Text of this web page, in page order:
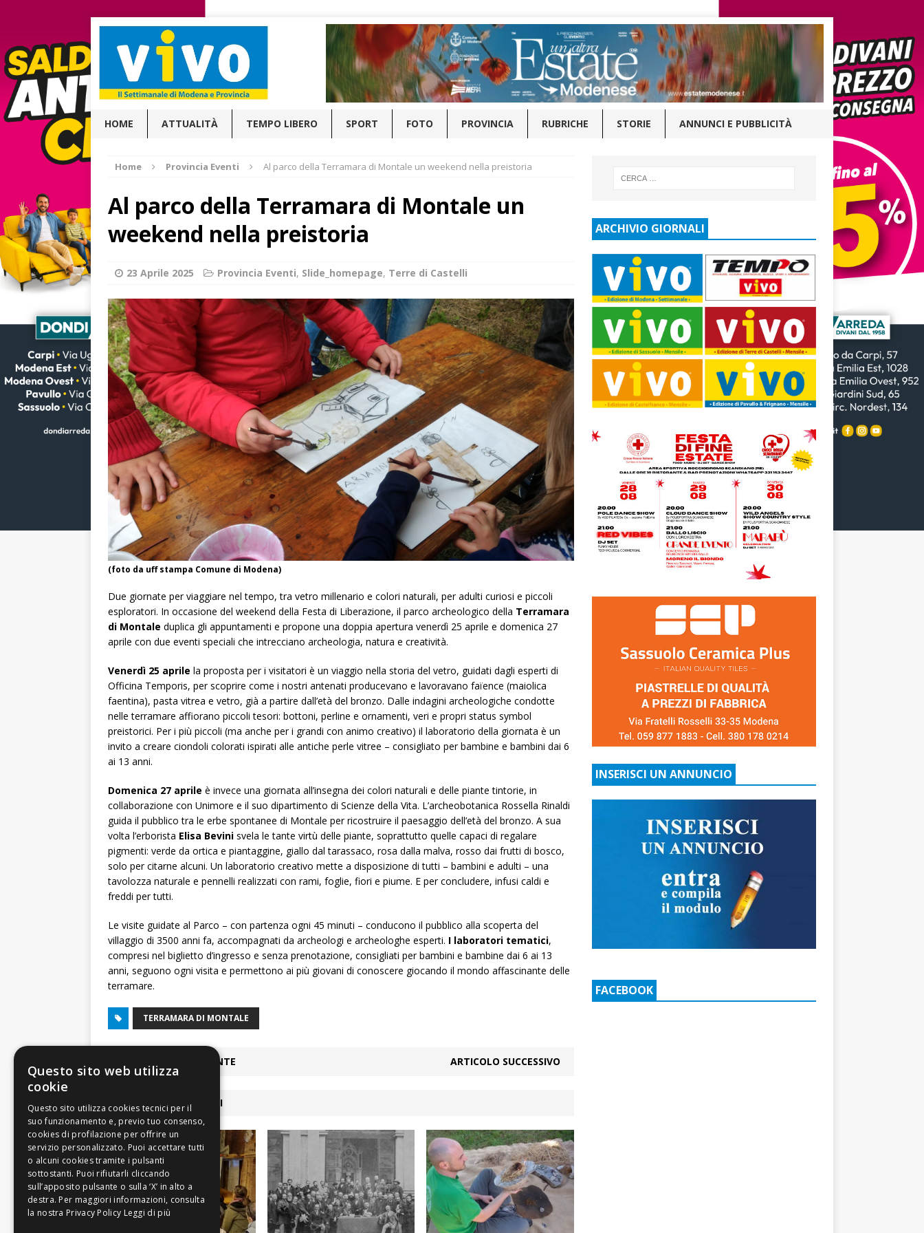
HOME ATTUALITÀ TEMPO LIBERO SPORT FOTO PROVINCIA RUBRICHE STORIE ANNUNCI E PUBBLICITÀ
Home Provincia Eventi Al parco della Terramara di Montale un weekend nella preistoria
Al parco della Terramara di Montale un
weekend nella preistoria
23 Aprile 2025 Provincia Eventi, Slide_homepage, Terre di Castelli
(foto da uff stampa Comune di Modena)
Due giornate per viaggiare nel tempo, tra vetro millenario e colori naturali, per adulti curiosi e piccoli
esploratori. In occasione del weekend della Festa di Liberazione, il parco archeologico della Terramara
di Montale duplica gli appuntamenti e propone una doppia apertura venerdì 25 aprile e domenica 27
aprile con due eventi speciali che intrecciano archeologia, natura e creatività.
Venerdì 25 aprile la proposta per i visitatori è un viaggio nella storia del vetro, guidati dagli esperti di
Officina Temporis, per scoprire come i nostri antenati producevano e lavoravano faïence (maiolica
faentina), pasta vitrea e vetro, già a partire dall’età del bronzo. Dalle indagini archeologiche condotte
nelle terramare affiorano piccoli tesori: bottoni, perline e ornamenti, veri e propri status symbol
preistorici. Per i più piccoli (ma anche per i grandi con animo creativo) il laboratorio della giornata è un
invito a creare ciondoli colorati ispirati alle antiche perle vitree – consigliato per bambine e bambini dai 6
ai 13 anni.
Domenica 27 aprile è invece una giornata all’insegna dei colori naturali e delle piante tintorie, in
collaborazione con Unimore e il suo dipartimento di Scienze della Vita. L’archeobotanica Rossella Rinaldi
guida il pubblico tra le erbe spontanee di Montale per ricostruire il paesaggio dell’età del bronzo. A sua
volta l’erborista Elisa Bevini svela le tante virtù delle piante, soprattutto quelle capaci di regalare
pigmenti: verde da ortica e piantaggine, giallo dal tarassaco, rosa dalla malva, rosso dai frutti di bosco,
solo per citarne alcuni. Un laboratorio creativo mette a disposizione di tutti – bambini e adulti – una
tavolozza naturale e pennelli realizzati con rami, foglie, fiori e piume. E per concludere, infusi caldi e
freddi per tutti.
Le visite guidate al Parco – con partenza ogni 45 minuti – conducono il pubblico alla scoperta del
villaggio di 3500 anni fa, accompagnati da archeologi e archeologhe esperti. I laboratori tematici,
compresi nel biglietto d’ingresso e senza prenotazione, consigliati per bambini e bambine dai 6 ai 13
anni, seguono ogni visita e permettono ai più giovani di conoscere giocando il mondo affascinante delle
terramare.
TERRAMARA DI MONTALE
ARTICOLO PRECEDENTE ARTICOLO SUCCESSIVO
ARTICOLI COLLEGATI
ARCHIVIO GIORNALI
INSERISCI UN ANNUNCIO
FACEBOOK
Questo sito web utilizza
cookie
Leggi di più